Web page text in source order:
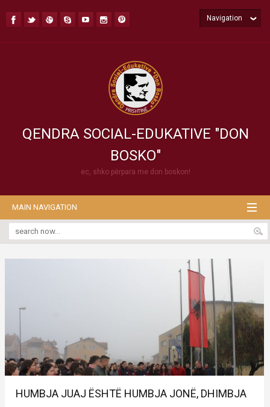
QENDRA SOCIAL-EDUKATIVE "DON
BOSKO"
ec, shko përpara me don boskon!
Navigation
MAIN NAVIGATION
HUMBJA JUAJ ËSHTË HUMBJA JONË, DHIMBJA